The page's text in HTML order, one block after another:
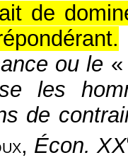
de
ou le
les
de
, Écon. XX